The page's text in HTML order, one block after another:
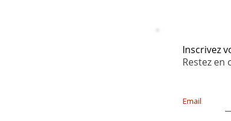
Inscrivez
Restez en
Email